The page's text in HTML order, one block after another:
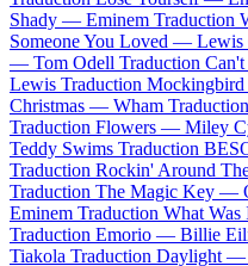
Shady — Eminem Traduction
Someone You Loved — Lewis
— Tom Odell Traduction
Lewis Traduction
Christmas — Wham
Traduction Flowers — Miley
Teddy Swims Traduction
Traduction Rockin' Around
Traduction The Magic Key —
Eminem Traduction What
Traduction Emorio — Billie
Tiakola Traduction Daylight —